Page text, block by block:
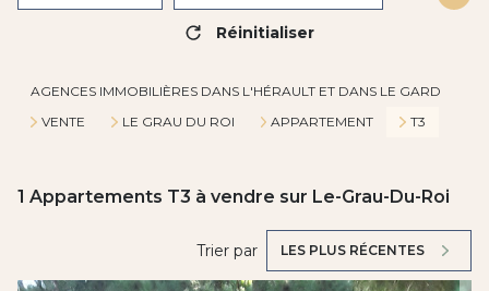
Réinitialiser
AGENCES IMMOBILIÈRES DANS L'HÉRAULT ET DANS LE GARD
VENTE
LE GRAU DU ROI APPARTEMENT T3
1 Appartements T3 à vendre sur Le-Grau-Du-Roi
Trier par LES PLUS RÉCENTES